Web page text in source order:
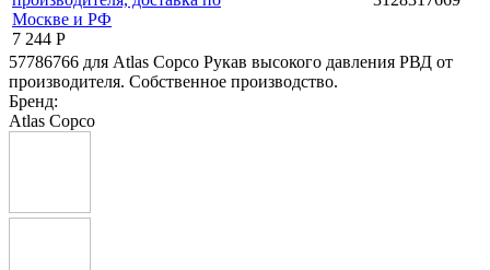
7 244 Р
57786766 для Atlas Copco Рукав высокого давления РВД от
производителя. Собственное производство.
Бренд:
Atlas Copco